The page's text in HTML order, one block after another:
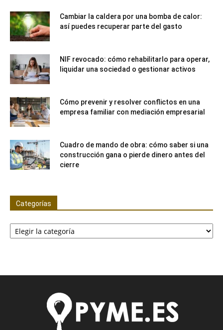
Cambiar la caldera por una bomba de calor:
así puedes recuperar parte del gasto
NIF revocado: cómo rehabilitarlo para operar,
liquidar una sociedad o gestionar activos
Cómo prevenir y resolver conflictos en una
empresa familiar con mediación empresarial
Cuadro de mando de obra: cómo saber si una
construcción gana o pierde dinero antes del
cierre
Categorías
Categorías